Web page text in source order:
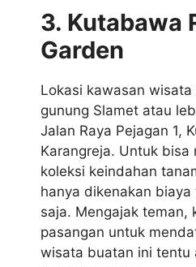
3. Kutabawa
Garden
Lokasi kawasan
gunung Slamet atau
Jalan Raya Pejagan 1,
Karangreja. Untuk bisa
koleksi keindahan
hanya dikenakan biaya
saja. Mengajak teman,
pasangan untuk
wisata buatan ini tentu